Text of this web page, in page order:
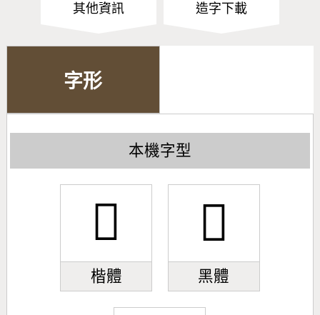
其他資訊 造字下載
字形
本機字型
𣋣
楷體
𣋣
黑體